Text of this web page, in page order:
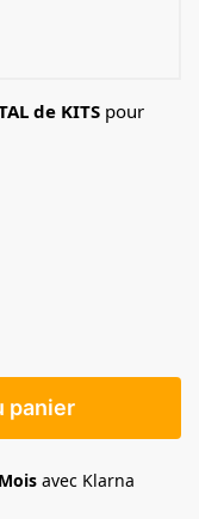
de KITS pour
panier
avec Klarna